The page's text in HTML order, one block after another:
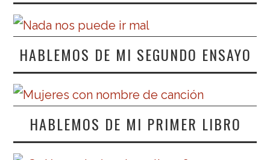
HABLEMOS DE MI SEGUNDO ENSAYO
HABLEMOS DE MI PRIMER LIBRO